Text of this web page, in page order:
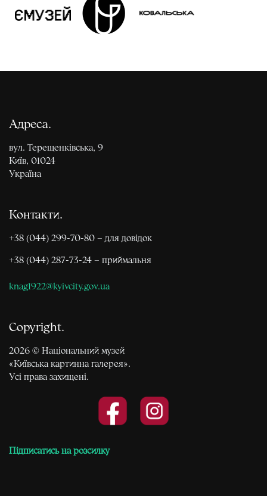
Адреса
вул. Терещенківська, 9
Київ, 01024
Україна
Контакти
+38 (044) 299-70-80 – для довідок
+38 (044) 287-73-24 – приймальня
knag1922@kyivcity.gov.ua
Copyright
2026 © Національний музей
«Київська картинна галерея».
Усі права захищені.
Підписатись на розсилку